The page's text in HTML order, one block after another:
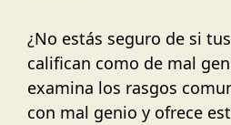
¿No estás seguro de si
califican como de mal
examina los rasgos
con mal genio y ofrece